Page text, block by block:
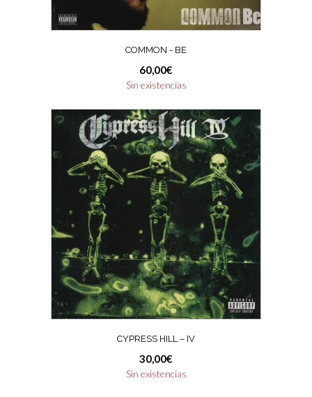
COMMON ‎- BE
60,00€
Sin existencias
CYPRESS HILL ‎– IV
30,00€
Sin existencias